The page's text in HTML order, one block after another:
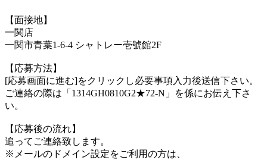
【面接地】
一関店
一関市青葉1-6-4 シャトレー壱號館2F
【応募方法】
[応募画面に進む]をクリックし必要事項入力後送信下さい。
ご連絡の際は「1314GH0810G2★72-N」を係にお伝え下さ
い。
【応募後の流れ】
追ってご連絡致します。
※メールのドメイン設定をご利用の方は、